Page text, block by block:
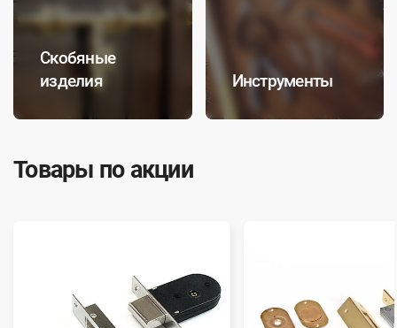
Скобяные
изделия
Инструменты
Товары по акции